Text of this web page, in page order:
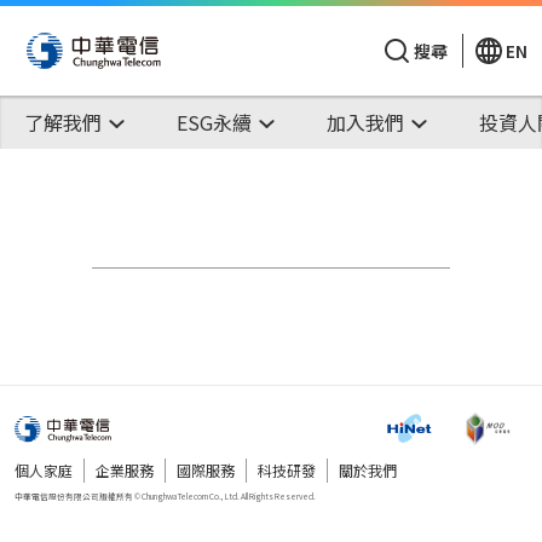
搜尋 EN
了解我們 ESG永續 加入我們 投資
個人家庭 企業服務 國際服務 科技研發 關於我們